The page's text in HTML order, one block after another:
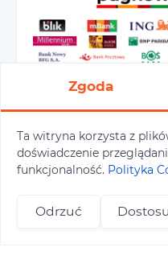
Preferencje
Zgoda
Ta witryna korzysta z
doświadczenie
funkcjonalność. Polityka
Odrzuć